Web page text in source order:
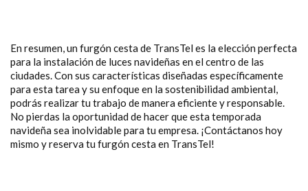
En resumen, un furgón cesta de TransTel es la elección perfecta
para la instalación de luces navideñas en el centro de las
ciudades. Con sus características diseñadas específicamente
para esta tarea y su enfoque en la sostenibilidad ambiental,
podrás realizar tu trabajo de manera eficiente y responsable.
No pierdas la oportunidad de hacer que esta temporada
navideña sea inolvidable para tu empresa. ¡Contáctanos hoy
mismo y reserva tu furgón cesta en TransTel!